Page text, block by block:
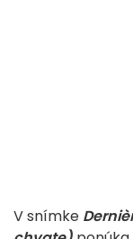
V snímke